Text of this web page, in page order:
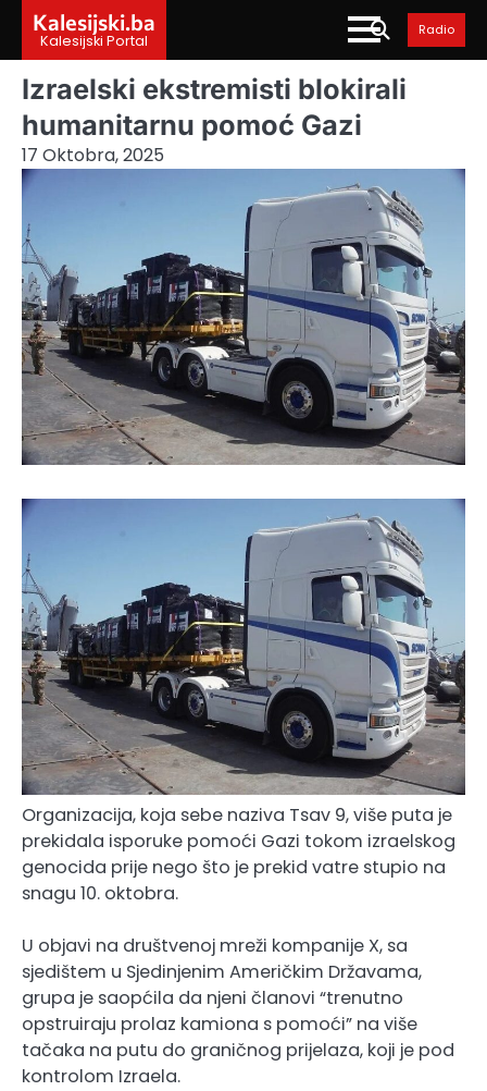
content
Kalesijski.ba
Kalesijski Portal
Radio
Izraelski ekstremisti blokirali
humanitarnu pomoć Gazi
17 Oktobra, 2025
Organizacija, koja sebe naziva Tsav 9, više puta je
prekidala isporuke pomoći Gazi tokom izraelskog
genocida prije nego što je prekid vatre stupio na
snagu 10. oktobra.
U objavi na društvenoj mreži kompanije X, sa
sjedištem u Sjedinjenim Američkim Državama,
grupa je saopćila da njeni članovi “trenutno
opstruiraju prolaz kamiona s pomoći” na više
tačaka na putu do graničnog prijelaza, koji je pod
kontrolom Izraela.